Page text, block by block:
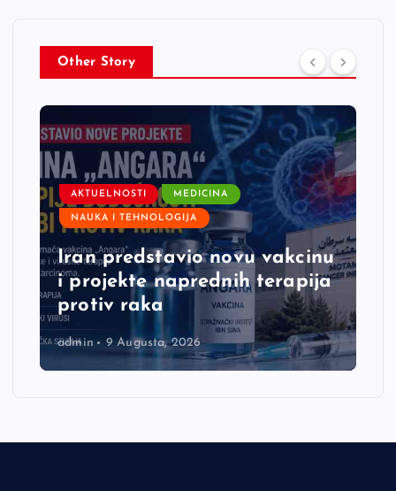
Other Story
AKTUELNOSTI MEDICINA
NAUKA I TEHNOLOGIJA
Iran predstavio novu vakcinu
i projekte naprednih terapija
protiv raka
admin 9 Augusta, 2026